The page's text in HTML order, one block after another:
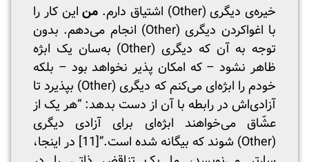
خیره‌ی دیگری (Other) اشتیاق دارم.
مناین کار را
با اغوا‌کردن دیگری (Other) انجام می‌دهم. بدون
توجه به آن که دیگری (Other) به‌سان یک ابژه
ظاهر نشود – که امکان پذیر نخواهد بود – بلکه
خودم را ابژه‌ای می‌کنم که دیگری (Other) بپذیرد تا
آزادی‌اش در رابطه با آن از دست بدهد: “هر یک از
عشّاق می‌خواهند ابژه‌ای برای آزادی دیگری
(Other) شوند که بیگانه شده است.”
[11]
در اینجا،